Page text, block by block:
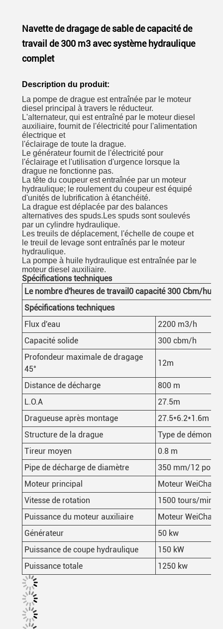
Navette de dragage de sable de capacité de
travail de 300 m3 avec système hydraulique
complet
Description du produit:
La pompe de drague est entraînée par le moteur
diesel principal à travers le réducteur.
L'alternateur, qui est entraîné par le moteur diesel
auxiliaire, fournit de l'électricité pour l'alimentation
électrique et
l'éclairage de toute la drague.
Le générateur fournit de l'électricité pour
l'éclairage et l'utilisation d'urgence lorsque la
drague ne fonctionne pas.
La tête du coupeur est entraînée par un moteur
hydraulique; le roulement du coupeur est équipé
d'unités de lubrification à étanchéité.
La drague est déplacée par des balances
alternatives des spuds.Les spuds sont soulevés
par un cylindre hydraulique.
Les treuils de déplacement, l'échelle de coupe et
le treuil de levage sont entraînés par le moteur
hydraulique.
La pompe à huile hydraulique est entraînée par le
moteur diesel auxiliaire.
Spécifications techniques
Le nombre d'heures de travail 0 capacité 300 Cbm/hune
Spécifications techniques
Flux d'eau
2200 m3/h
Capacité solide
300 cbm/h
Profondeur maximale de dragage
45°
12m
Distance de décharge
800 m
L.O.A
27.5m
Dragueuse après montage
27.5*6.2*1.6m de
Structure de la drague
Type de
Tireur moyen
0.8 m
Pipe de décharge de diamètre
350 mm/12
Moteur principal
Moteur WeiChai
Vitesse de rotation
1500 tours/min
Puissance du moteur auxiliaire
Moteur WeiChai
Générateur
50 kw
Puissance de coupe hydraulique
150 kW
Puissance totale
1250 kw